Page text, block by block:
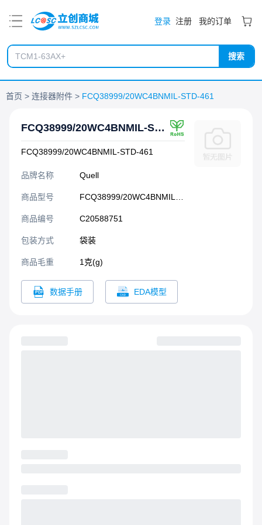
登录 注册 我的订单
搜索
首页 连接器附件 FCQ38999/20WC4BNMIL-STD-461
FCQ38999/20WC4BNMIL-STD-461
FCQ38999/20WC4BNMIL-STD-461
品牌名称 Quell
商品型号
商品编号 C20588751
包装方式 袋装
商品毛重 1克(g)
数据手册 EDA模型